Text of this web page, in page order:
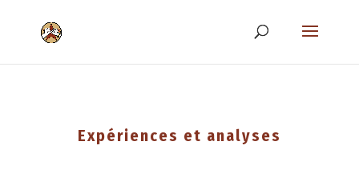
Expériences et analyses